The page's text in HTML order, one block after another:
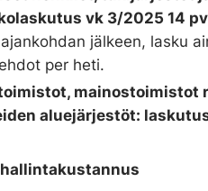
vk 3/2025 14
jälkeen, lasku
per heti.
mainostoimistot
aluejärjestöt: